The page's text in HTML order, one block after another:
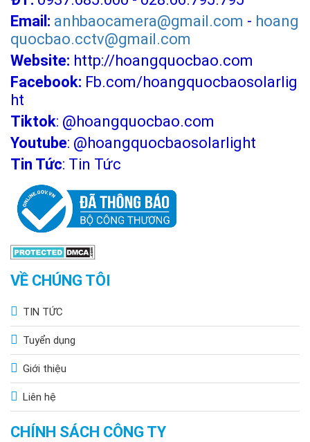
Email: anhbaocamera@gmail.com - hoang
quocbao.cctv@gmail.com
Website: http://hoangquocbao.com
Facebook: Fb.com/hoangquocbaosolarlig
ht
Tiktok: @hoangquocbao.com
Youtube: @hoangquocbaosolarlight
Tin Tức: Tin Tức
VỀ CHÚNG TÔI
TIN TỨC
Tuyển dụng
Giới thiệu
Liên hệ
CHÍNH SÁCH CÔNG TY